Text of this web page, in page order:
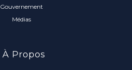
Gouvernement
Médias
À Propos